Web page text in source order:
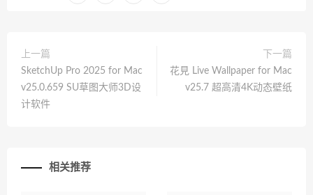
上一篇
SketchUp Pro 2025 for Mac
v25.0.659 SU草图大师3D设
计软件
下一篇
花見 Live Wallpaper for Mac
v25.7 超高清4K动态壁纸
相关推荐